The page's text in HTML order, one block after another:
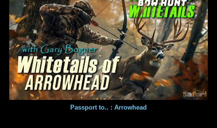
Passport to.. : Arrowhead